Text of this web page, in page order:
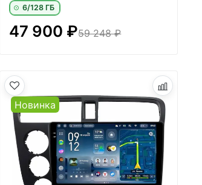
6/128 ГБ
59 248 ₽
47 900 ₽
Новинка